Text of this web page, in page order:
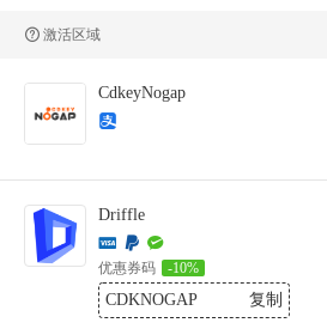
激活区域
CdkeyNogap
Driffle
优惠券码 -10%
CDKNOGAP 复制